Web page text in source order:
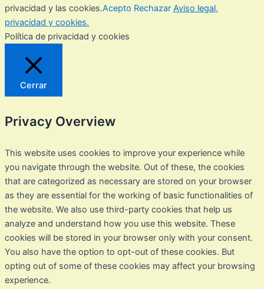
privacidad y las cookies.Acepto Rechazar Aviso legal,
privacidad y cookies.
Política de privacidad y cookies
Cerrar
Privacy Overview
This website uses cookies to improve your experience while
you navigate through the website. Out of these, the cookies
that are categorized as necessary are stored on your browser
as they are essential for the working of basic functionalities of
the website. We also use third-party cookies that help us
analyze and understand how you use this website. These
cookies will be stored in your browser only with your consent.
You also have the option to opt-out of these cookies. But
opting out of some of these cookies may affect your browsing
experience.